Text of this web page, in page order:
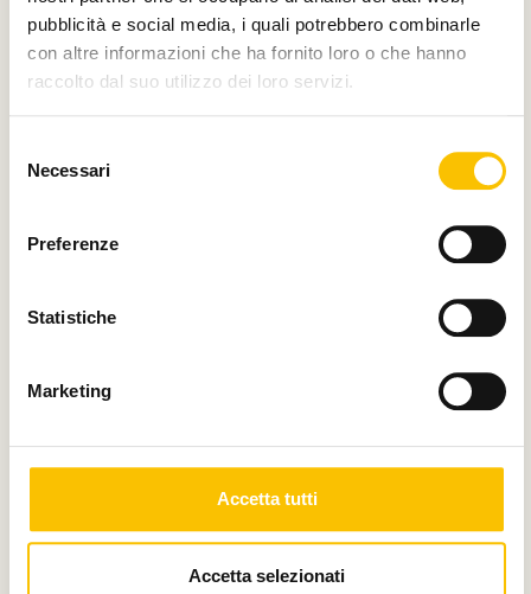
pubblicità e social media, i quali potrebbero combinarle
con altre informazioni che ha fornito loro o che hanno
raccolto dal suo utilizzo dei loro servizi.
delNecessari
Preferenze
Statistiche
Marketing
Accetta tutti
Accetta selezionati
Silver partner